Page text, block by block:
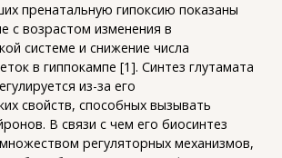
пренатальную гипоксию показаны
с возрастом изменения в
системе и снижение числа
в гиппокампе [1]. Синтез глутамата
из-за его
свойств, способных вызывать
В связи с чем его биосинтез
регуляторных механизмов,